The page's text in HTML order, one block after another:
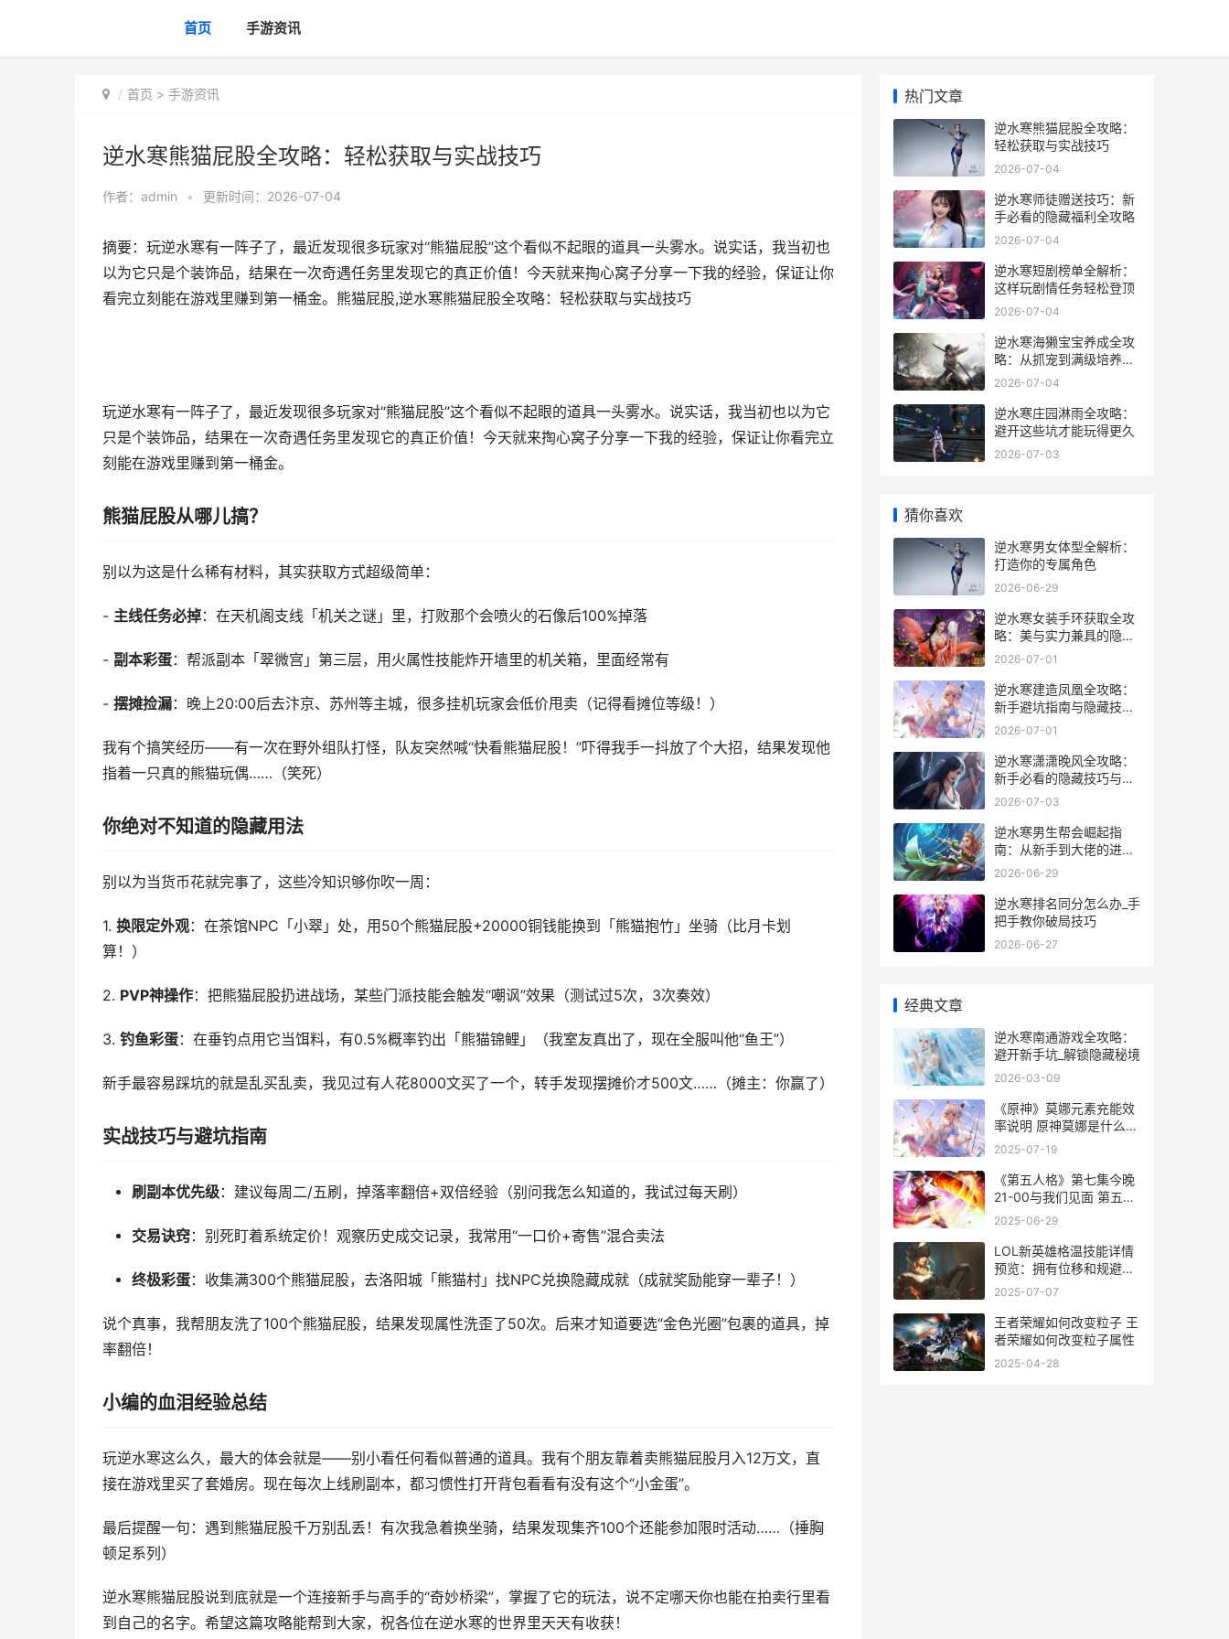
首页 手游资讯
首页 > 手游资讯
逆水寒熊猫屁股全攻略：轻松获取与实战技巧
作者： admin • 更新时间：2026-07-04
摘要：玩逆水寒有一阵子了，最近发现很多玩家对“熊猫屁股”这个看似不起眼的道具一头雾水。说实话，我当初也
以为它只是个装饰品，结果在一次奇遇任务里发现它的真正价值！今天就来掏心窝子分享一下我的经验，保证让你
看完立刻能在游戏里赚到第一桶金。熊猫屁股,逆水寒熊猫屁股全攻略：轻松获取与实战技巧
玩逆水寒有一阵子了，最近发现很多玩家对“熊猫屁股”这个看似不起眼的道具一头雾水。说实话，我当初也以为它
只是个装饰品，结果在一次奇遇任务里发现它的真正价值！今天就来掏心窝子分享一下我的经验，保证让你看完立
刻能在游戏里赚到第一桶金。
熊猫屁股从哪儿搞？
别以为这是什么稀有材料，其实获取方式超级简单：
- 主线任务必掉：在天机阁支线「机关之谜」里，打败那个会喷火的石像后100%掉落
- 副本彩蛋：帮派副本「翠微宫」第三层，用火属性技能炸开墙里的机关箱，里面经常有
- 摆摊捡漏：晚上20:00后去汴京、苏州等主城，很多挂机玩家会低价甩卖（记得看摊位等级！）
我有个搞笑经历——有一次在野外组队打怪，队友突然喊“快看熊猫屁股！”吓得我手一抖放了个大招，结果发现他
指着一只真的熊猫玩偶……（笑死）
你绝对不知道的隐藏用法
别以为当货币花就完事了，这些冷知识够你吹一周：
1. 换限定外观：在茶馆NPC「小翠」处，用50个熊猫屁股+20000铜钱能换到「熊猫抱竹」坐骑（比月卡划
算！）
2. PVP神操作：把熊猫屁股扔进战场，某些门派技能会触发“嘲讽”效果（测试过5次，3次奏效）
3. 钓鱼彩蛋：在垂钓点用它当饵料，有0.5%概率钓出「熊猫锦鲤」（我室友真出了，现在全服叫他“鱼王”）
新手最容易踩坑的就是乱买乱卖，我见过有人花8000文买了一个，转手发现摆摊价才500文……（摊主：你赢了）
实战技巧与避坑指南
刷副本优先级：建议每周二/五刷，掉落率翻倍+双倍经验（别问我怎么知道的，我试过每天刷）
交易诀窍：别死盯着系统定价！观察历史成交记录，我常用“一口价+寄售”混合卖法
终极彩蛋：收集满300个熊猫屁股，去洛阳城「熊猫村」找NPC兑换隐藏成就（成就奖励能穿一辈子！）
说个真事，我帮朋友洗了100个熊猫屁股，结果发现属性洗歪了50次。后来才知道要选“金色光圈”包裹的道具，掉
率翻倍！
小编的血泪经验总结
玩逆水寒这么久，最大的体会就是——别小看任何看似普通的道具。我有个朋友靠着卖熊猫屁股月入12万文，直
接在游戏里买了套婚房。现在每次上线刷副本，都习惯性打开背包看看有没有这个“小金蛋”。
最后提醒一句：遇到熊猫屁股千万别乱丢！有次我急着换坐骑，结果发现集齐100个还能参加限时活动……（捶胸
顿足系列）
逆水寒熊猫屁股说到底就是一个连接新手与高手的“奇妙桥梁”，掌握了它的玩法，说不定哪天你也能在拍卖行里看
到自己的名字。希望这篇攻略能帮到大家，祝各位在逆水寒的世界里天天有收获！
热门文章
逆水寒熊猫屁股全攻略：
轻松获取与实战技巧
2026-07-04
逆水寒师徒赠送技巧：新
手必看的隐藏福利全攻略
2026-07-04
逆水寒短剧榜单全解析：
这样玩剧情任务轻松登顶
2026-07-04
逆水寒海獭宝宝养成全攻
略：从抓宠到满级培养技
巧
2026-07-04
逆水寒庄园淋雨全攻略：
避开这些坑才能玩得更久
2026-07-03
猜你喜欢
逆水寒男女体型全解析：
打造你的专属角色
2026-06-29
逆水寒女装手环获取全攻
略：美与实力兼具的隐藏
玩法
2026-07-01
逆水寒建造凤凰全攻略：
新手避坑指南与隐藏技巧
大公开
2026-07-01
逆水寒潇潇晚风全攻略：
新手必看的隐藏技巧与实
战心得
2026-07-03
逆水寒男生帮会崛起指
南：从新手到大佬的进阶
秘籍
2026-06-29
逆水寒排名同分怎么办_手
把手教你破局技巧
2026-06-27
经典文章
逆水寒南通游戏全攻略：
避开新手坑_解锁隐藏秘境
2026-03-09
《原神》莫娜元素充能效
率说明 原神莫娜是什么位
置
2025-07-19
《第五人格》第七集今晚
21-00与我们见面 第五人
格第三十八赛季
2025-06-29
LOL新英雄格温技能详情
预览：拥有位移和规避能
力的法系战士 英雄联盟格
2025-07-07
王者荣耀如何改变粒子 王
者荣耀如何改变粒子属性
2025-04-28